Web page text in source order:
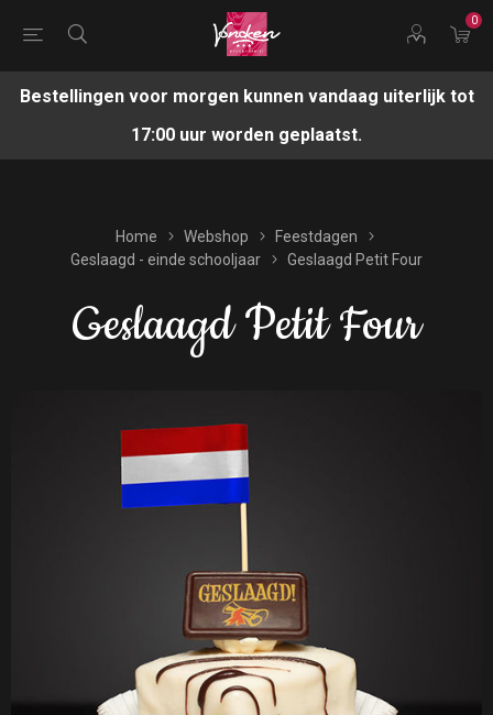
0
Bestellingen voor morgen kunnen vandaag uiterlijk tot
17:00 uur worden geplaatst.
Home Webshop
Feestdagen
Geslaagd - einde schooljaar
Geslaagd Petit Four
Geslaagd Petit Four